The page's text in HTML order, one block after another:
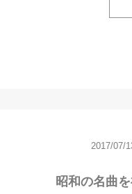
2017/07/
昭和の名曲